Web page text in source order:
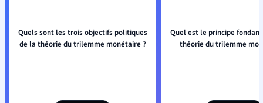
Quels sont les trois objectifs politiques
de la théorie du trilemme monétaire ?
Quel est le principe
théorie du trilemme